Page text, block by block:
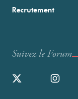
Recrutement
Suivez le Forum